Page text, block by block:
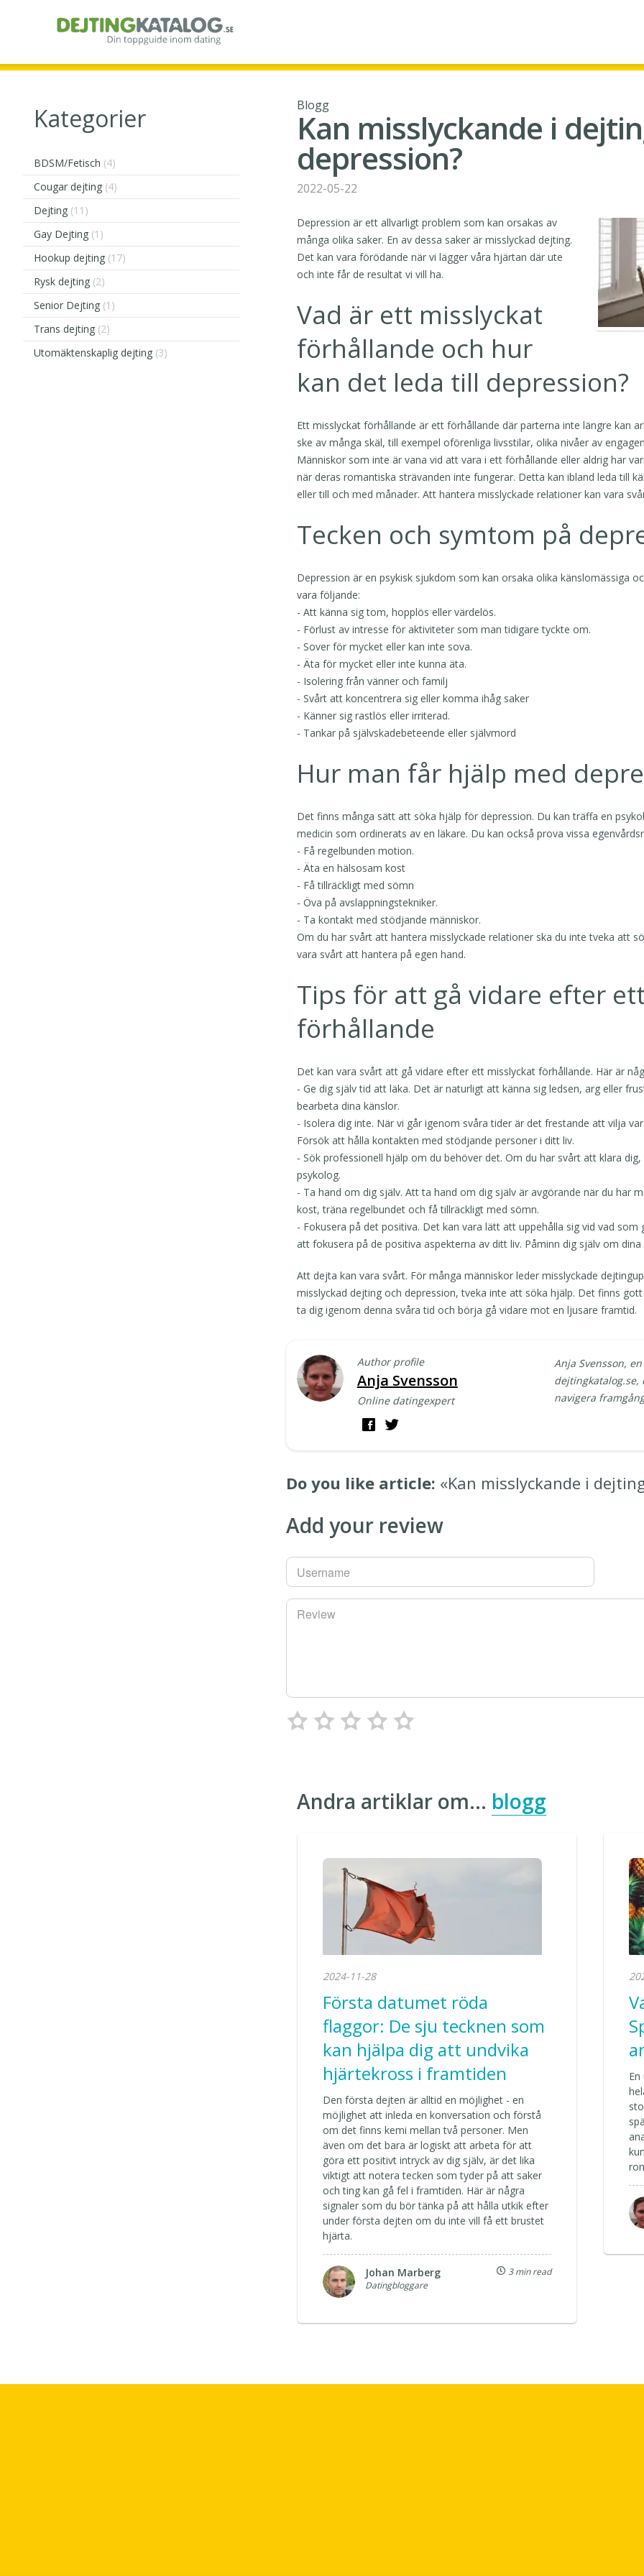
Kategorier
BDSM/Fetisch (4)
Cougar dejting (4)
Dejting (11)
Gay Dejting (1)
Hookup dejting (17)
Rysk dejting (2)
Senior Dejting (1)
Trans dejting (2)
Utomäktenskaplig dejting (3)
Blogg
Kan misslyckande i
depression?
2022-05-22
Depression är ett allvarligt problem som kan orsakas av
många olika saker. En av dessa saker är misslyckad dejting.
Det kan vara förödande när vi lägger våra hjärtan där ute
och inte får de resultat vi vill ha.
Vad är ett misslyckat
förhållande och hur
kan det leda till depression?
Ett misslyckat förhållande är ett förhållande där parterna inte längre kan
ske av många skäl, till exempel oförenliga livsstilar, olika nivåer av
Människor som inte är vana vid att vara i ett förhållande eller aldrig har
när deras romantiska strävanden inte fungerar. Detta kan ibland leda till
eller till och med månader. Att hantera misslyckade relationer kan vara
Tecken och symtom på
Depression är en psykisk sjukdom som kan orsaka olika känslomässiga
vara följande:
- Att känna sig tom, hopplös eller värdelös.
- Förlust av intresse för aktiviteter som man tidigare tyckte om.
- Sover för mycket eller kan inte sova.
- Äta för mycket eller inte kunna äta.
- Isolering från vänner och familj
- Svårt att koncentrera sig eller komma ihåg saker
- Känner sig rastlös eller irriterad.
- Tankar på självskadebeteende eller självmord
Hur man får hjälp med
Det finns många sätt att söka hjälp för depression. Du kan träffa en
medicin som ordinerats av en läkare. Du kan också prova vissa
- Få regelbunden motion.
- Äta en hälsosam kost
- Få tillräckligt med sömn
- Öva på avslappningstekniker.
- Ta kontakt med stödjande människor.
Om du har svårt att hantera misslyckade relationer ska du inte tveka att
vara svårt att hantera på egen hand.
Tips för att gå vidare efter
förhållande
Det kan vara svårt att gå vidare efter ett misslyckat förhållande. Här är
- Ge dig själv tid att läka. Det är naturligt att känna sig ledsen, arg eller
bearbeta dina känslor.
- Isolera dig inte. När vi går igenom svåra tider är det frestande att vilja
Försök att hålla kontakten med stödjande personer i ditt liv.
- Sök professionell hjälp om du behöver det. Om du har svårt att klara
psykolog.
- Ta hand om dig själv. Att ta hand om dig själv är avgörande när du har
kost, träna regelbundet och få tillräckligt med sömn.
- Fokusera på det positiva. Det kan vara lätt att uppehålla sig vid vad
att fokusera på de positiva aspekterna av ditt liv. Påminn dig själv om
Att dejta kan vara svårt. För många människor leder misslyckade
misslyckad dejting och depression, tveka inte att söka hjälp. Det finns
ta dig igenom denna svåra tid och börja gå vidare mot en ljusare framtid.
Author profile
Anja Svensson
Online datingexpert
Anja Svensson,
navigera
Do you like article: «Kan misslyckande i
Add your review
Username
Review
Andra artiklar om… blogg
2024-11-28
Första datumet röda
flaggor: De sju tecknen som
kan hjälpa dig att undvika
hjärtekross i framtiden
Den första dejten är alltid en möjlighet - en
möjlighet att inleda en konversation och förstå
om det finns kemi mellan två personer. Men
även om det bara är logiskt att arbeta för att
göra ett positivt intryck av dig själv, är det lika
viktigt att notera tecken som tyder på att saker
och ting kan gå fel i framtiden. Här är några
signaler som du bör tänka på att hålla utkik efter
under första dejten om du inte vill få ett brustet
hjärta.
Johan Marberg
Datingbloggare
3 min read